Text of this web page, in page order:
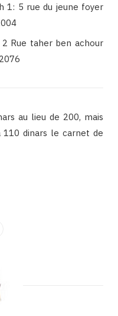
1: 5 rue du jeune foyer
2 Rue taher ben achour
au lieu de 200, mais
110 dinars le carnet de